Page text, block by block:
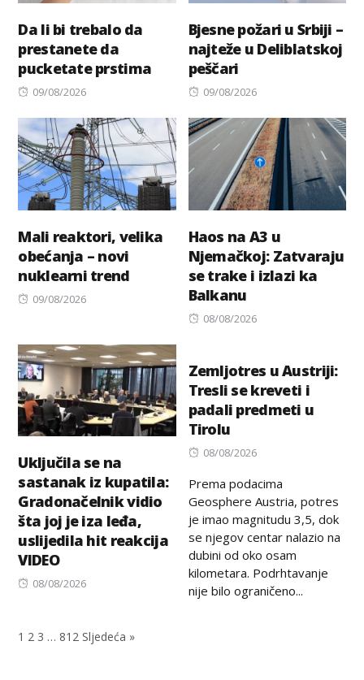
Da li bi trebalo da
prestanete da
pucketate prstima
Posted
09/08/2026
Bjesne požari u Srbiji –
najteže u Deliblatskoj
peščari
Posted
09/08/2026
Mali reaktori, velika
obećanja – novi
nuklearni trend
Posted
09/08/2026
Haos na A3 u
Njemačkoj: Zatvaraju
se trake i izlazi ka
Balkanu
Posted
08/08/2026
Uključila se na
sastanak iz kupatila:
Gradonačelnik vidio
šta joj je iza leđa,
uslijedila hit reakcija
VIDEO
Posted
08/08/2026
Zemljotres u Austriji:
Tresli se kreveti i
padali predmeti u
Tirolu
Posted
08/08/2026
Prema podacima
Geosphere Austria, potres
je imao magnitudu 3,5, dok
se njegov centar nalazio na
dubini od oko osam
kilometara. Podrhtavanje
nije bilo ograničeno...
1 2 3 … 812 Sljedeća »